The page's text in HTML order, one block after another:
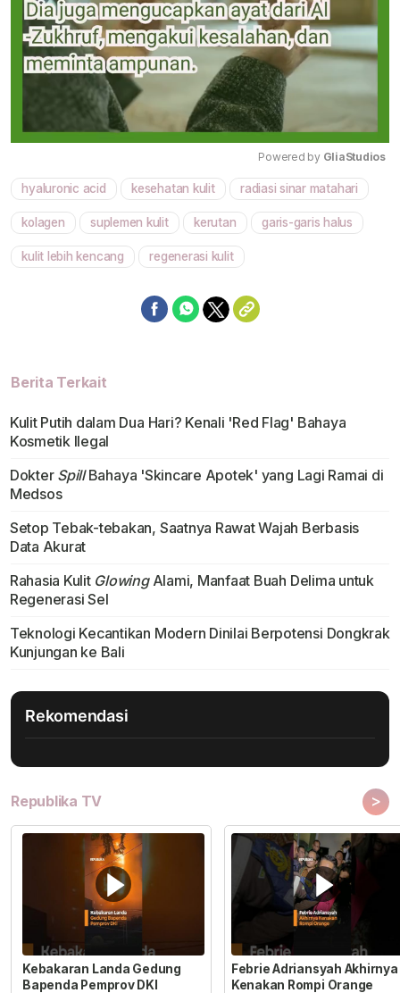
Mute
Powered by GliaStudios
hyaluronic acid kesehatan kulit radiasi sinar matahari
kolagen suplemen kulit kerutan garis-garis halus
kulit lebih kencang regenerasi kulit
Berita Terkait
Kulit Putih dalam Dua Hari? Kenali 'Red Flag' Bahaya
Kosmetik Ilegal
Dokter SpillBahaya 'Skincare Apotek' yang Lagi Ramai di
Medsos
Setop Tebak-tebakan, Saatnya Rawat Wajah Berbasis
Data Akurat
Rahasia Kulit GlowingAlami, Manfaat Buah Delima untuk
Regenerasi Sel
Teknologi Kecantikan Modern Dinilai Berpotensi Dongkrak
Kunjungan ke Bali
Rekomendasi
Republika TV >
Kebakaran Landa Gedung
Bapenda Pemprov DKI
Febrie Adriansyah Akhirnya
Kenakan Rompi Orange